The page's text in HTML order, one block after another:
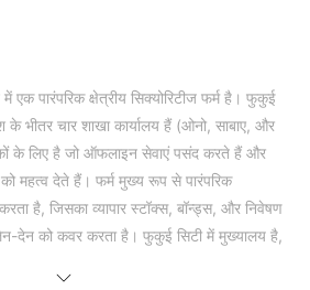
एक पारंपरिक क्षेत्रीय सिक्योरिटीज फर्म है। फुकुई
भीतर चार शाखा कार्यालय हैं (ओनो, साबाए, और
के लिए है जो ऑफलाइन सेवाएं पसंद करते हैं और
महत्व देते हैं। फर्म मुख्य रूप से पारंपरिक
है, जिसका व्यापार स्टॉक्स, बॉन्ड्स, और निवेषण
देन को कवर करता है। फुकुई सिटी में मुख्यालय है,